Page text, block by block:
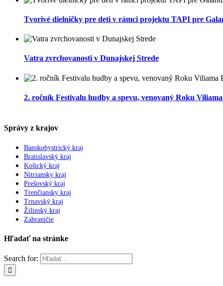
Tvorivé dielničky pre deti v rámci projektu TAPI pre
Vatra zvrchovanosti v Dunajskej Strede
2. ročník Festivalu hudby a spevu, venovaný Roku
Správy z krajov
Banskobystrický kraj
Bratislavský kraj
Košický kraj
Nitriansky kraj
Prešovský kraj
Trenčiansky kraj
Trnavský kraj
Žilinský kraj
Zahraničie
Hľadať na stránke
Search for: